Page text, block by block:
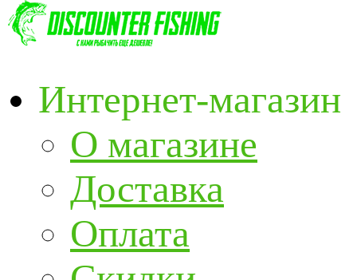
Интернет-магазин
О магазине
Доставка
Оплата